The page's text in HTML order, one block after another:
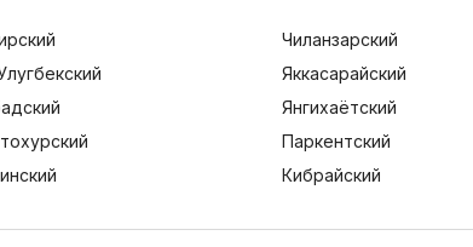
Чиланзарский
Яккасарайский
Янгихаётский
Паркентский
Кибрайский